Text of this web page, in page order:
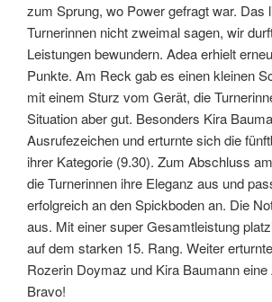
zum Sprung, wo Power gefragt war. Das
Turnerinnen nicht zweimal sagen, wir
Leistungen bewundern. Adea erhielt
Punkte. Am Reck gab es einen kleinen
mit einem Sturz vom Gerät, die
Situation aber gut. Besonders Kira
Ausrufezeichen und erturnte sich die
ihrer Kategorie (9.30). Zum Abschluss
die Turnerinnen ihre Eleganz aus und
erfolgreich an den Spickboden an. Die
aus. Mit einer super Gesamtleistung
auf dem starken 15. Rang. Weiter
Rozerin Doymaz und Kira Baumann
Bravo!